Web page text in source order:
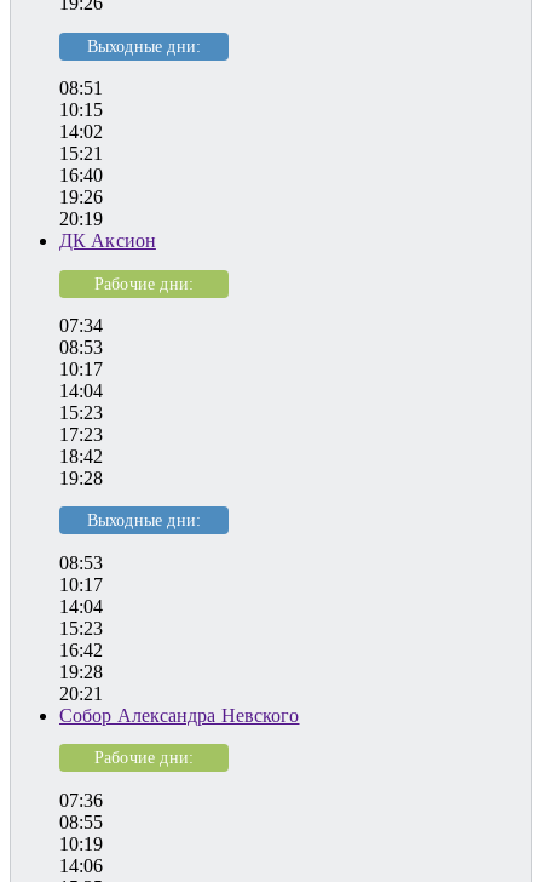
Выходные дни:
08:51
10:15
14:02
15:21
16:40
19:26
20:19
ДК Аксион
Рабочие дни:
07:34
08:53
10:17
14:04
15:23
17:23
18:42
19:28
Выходные дни:
08:53
10:17
14:04
15:23
16:42
19:28
20:21
Собор Александра Невского
Рабочие дни:
07:36
08:55
10:19
14:06